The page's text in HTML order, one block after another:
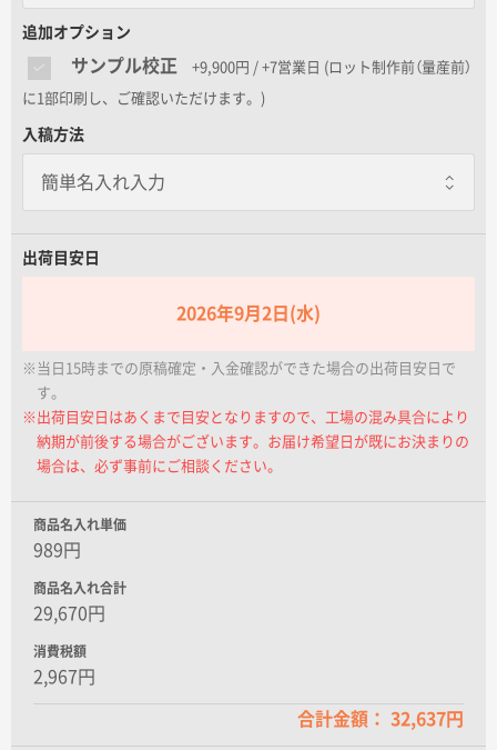
よくあるご質問
名入れグループサイト
追加オプション
サンプル校正 +9,900円 / +7営業日 (ロット制作前（量産前）
に1部印刷し、ご確認いただけます。)
入稿方法
出荷目安日
2026年9月2日(水)
※当日15時までの原稿確定・入金確認ができた場合の出荷目安日で
す。
※出荷目安日はあくまで目安となりますので、工場の混み具合により
納期が前後する場合がございます。お届け希望日が既にお決まりの
場合は、必ず事前にご相談ください。
商品名入れ単価
989円
商品名入れ合計
29,670円
消費税額
2,967円
合計金額： 32,637円